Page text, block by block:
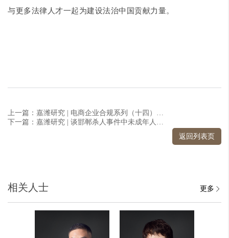
与更多法律人才一起为建设法治中国贡献力量。
上一篇：嘉潍研究 | 电商企业合规系列（十四）：电商企业的合规管理指引之四
下一篇：嘉潍研究 | 谈邯郸杀人事件中未成年人的法律责任
返回列表页
相关人士 更多